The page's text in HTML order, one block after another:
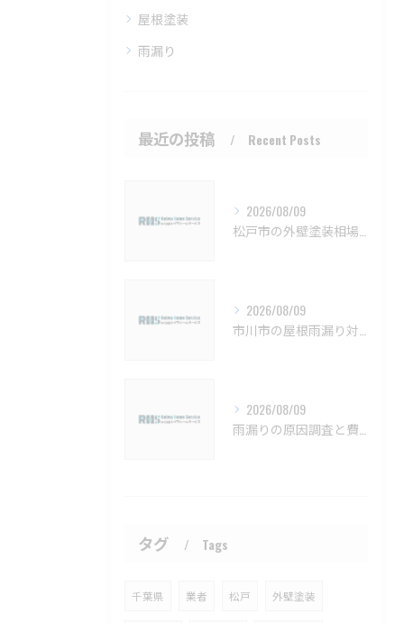
屋根塗装
雨漏り
最近の投稿 Recent Posts
2026/08/09
2026/08/09
2026/08/09
タグ Tags
千葉県 業者 松戸 外壁塗装